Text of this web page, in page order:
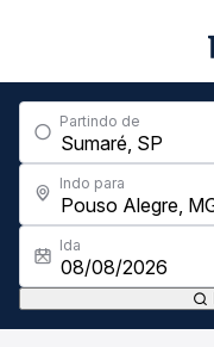
Partindo de
Indo para
Ida